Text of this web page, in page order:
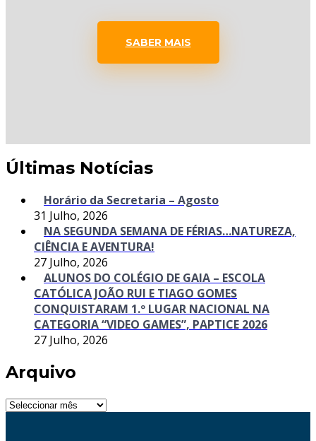
SABER MAIS
Últimas Notícias
Horário da Secretaria – Agosto
31 Julho, 2026
NA SEGUNDA SEMANA DE FÉRIAS…NATUREZA,
CIÊNCIA E AVENTURA!
27 Julho, 2026
ALUNOS DO COLÉGIO DE GAIA – ESCOLA
CATÓLICA JOÃO RUI E TIAGO GOMES
CONQUISTARAM 1.º LUGAR NACIONAL NA
CATEGORIA “VIDEO GAMES”, PAPTICE 2026
27 Julho, 2026
Arquivo
Arquivo